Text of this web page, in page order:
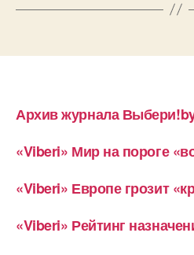
Архив журнала
«Viberi» Мир на пороге
«Viberi» Европе грозит
«Viberi» Рейтинг